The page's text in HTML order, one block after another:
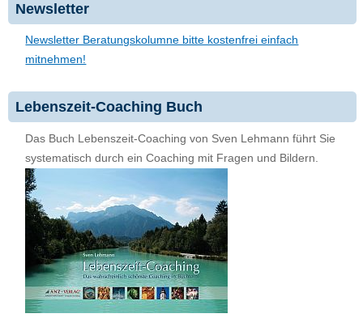
Newsletter
Newsletter Beratungskolumne bitte kostenfrei einfach
mitnehmen!
Lebenszeit-Coaching Buch
Das Buch Lebenszeit-Coaching von Sven Lehmann führt Sie
systematisch durch ein Coaching mit Fragen und Bildern.